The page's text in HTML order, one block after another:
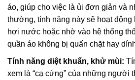
áo, giúp cho việc là ủi đơn giản và
thường, tính năng này sẽ hoạt động
hơi nước hoặc nhờ vào hệ thống
quần áo không bị quấn chặt hay
Tính năng diệt khuẩn, khử mùi:
xem là “cạ cứng” của những người